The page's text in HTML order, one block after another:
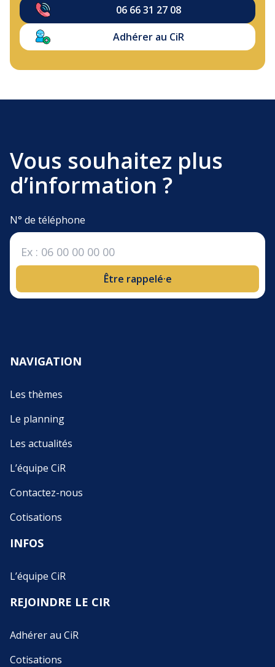
06 66 31 27 08
Adhérer au CiR
Vous souhaitez plus
d’information ?
N° de téléphone
Être rappelé·e
NAVIGATION
Les thèmes
Le planning
Les actualités
L’équipe CiR
Contactez-nous
Cotisations
INFOS
L’équipe CiR
REJOINDRE LE CIR
Adhérer au CiR
Cotisations